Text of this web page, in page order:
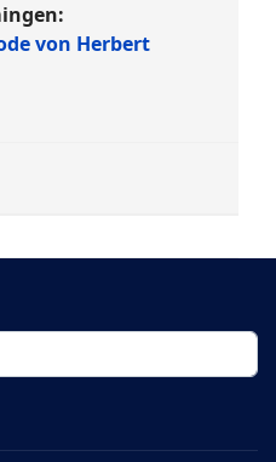
von Herbert